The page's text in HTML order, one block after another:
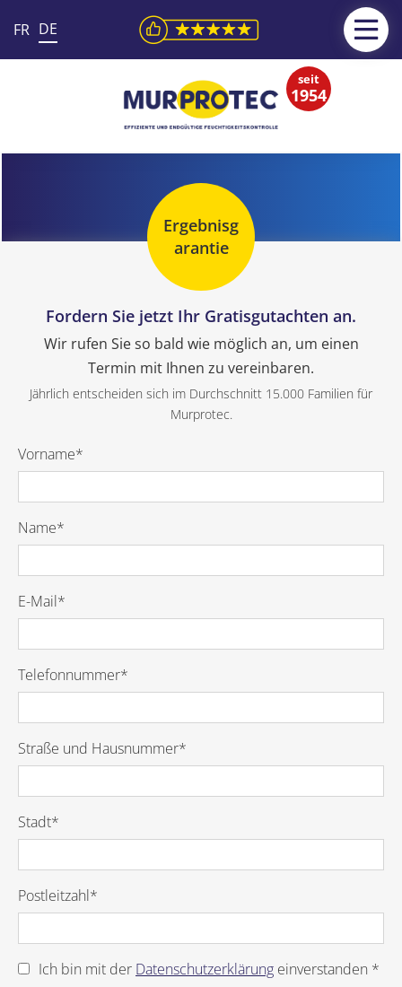
FR DE
seit
1954
Ergebnisg
arantie
Fordern Sie jetzt Ihr Gratisgutachten an.
Wir rufen Sie so bald wie möglich an, um einen
Termin mit Ihnen zu vereinbaren.
Jährlich entscheiden sich im Durchschnitt 15.000 Familien für
Murprotec.
Vorname*
Name*
E-Mail*
Telefonnummer*
Straße und Hausnummer*
Stadt*
Postleitzahl*
Ich bin mit der Datenschutzerklärung einverstanden *